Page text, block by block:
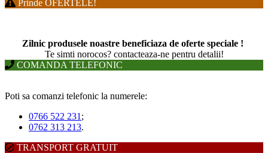
Prinde OFERTELE!
Zilnic produsele noastre beneficiaza de oferte speciale !
Te simti norocos? contacteaza-ne pentru detalii!
COMANDA TELEFONIC
Poti sa comanzi telefonic la numerele:
0766 522 231 ;
0762 313 213.
TRANSPORT GRATUIT